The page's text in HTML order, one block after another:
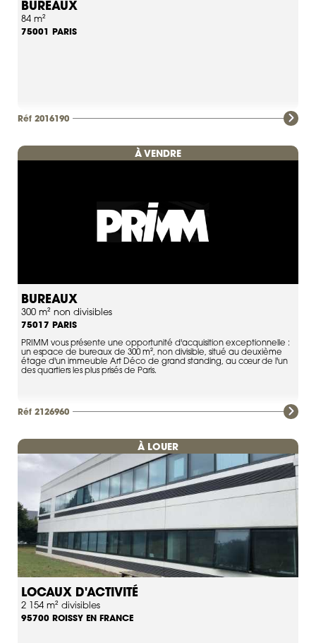
BUREAUX
84 m²
75001 PARIS
Réf 2016190
À VENDRE
BUREAUX
300 m² non divisibles
75017 PARIS
PRIMM vous présente une opportunité d'acquisition exceptionnelle :
un espace de bureaux de 300 m², non divisible, situé au deuxième
étage d'un immeuble Art Déco de grand standing, au cœur de l'un
des quartiers les plus prisés de Paris.
Réf 2126960
À LOUER
LOCAUX D'ACTIVITÉ
2 154 m² divisibles
95700 ROISSY EN FRANCE